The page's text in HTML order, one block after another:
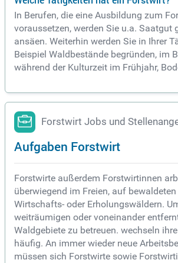
In Berufen, die eine Ausbildung zum
voraussetzen, werden Sie u.a. Saatgut
ansäen. Weiterhin werden Sie in Ihrer
Beispiel Waldbestände begründen, im
während der Kulturzeit im Frühjahr,
Forstwirt Jobs und
Aufgaben Forstwirt
Forstwirte außerdem Forstwirtinnen
überwiegend im Freien, auf
Wirtschafts- oder Erholungswäldern.
weiträumigen oder voneinander
Waldgebiete zu betreuen. wechseln
häufig. An immer wieder neue
müssen sich Forstwirte sowie